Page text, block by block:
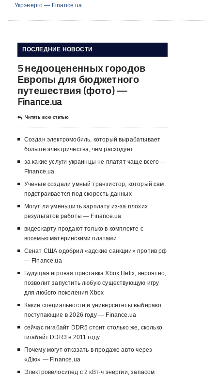
Укрэнерго — Finance.ua
ПОСЛЕДНИЕ НОВОСТИ
5 недооцененных городов
Европы для бюджетного
путешествия (фото) —
Finance.ua
Читать всю статью
Создан электромобиль, который вырабатывает
больше электричества, чем расходует
за какие услуги украинцы не платят чаще всего —
Finance.ua
Ученые создали умный транзистор, который сам
подстраивается под скорость данных
Могут ли уменьшить зарплату из-за плохих
результатов работы — Finance.ua
видеокарту продают только в комплекте с
восемью материнскими платами
Сенат США одобрил «адские санкции» против рф
— Finance.ua
Будущая игровая приставка Xbox Helix, вероятно,
позволит запустить любую существующую игру
для любого поколения Xbox
Какие специальности и университеты выбирают
поступающие в 2026 году — Finance.ua
сейчас гигабайт DDR5 стоит столько же, сколько
гигабайт DDR3 в 2011 году
Почему могут отказать в продаже авто через
«Дію» — Finance.ua
Электровелосипед с 2 кВт·ч энергии, запасом